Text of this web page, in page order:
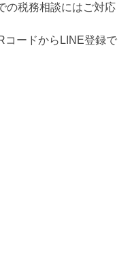
の税務相談にはご対応
コードからLINE登録で